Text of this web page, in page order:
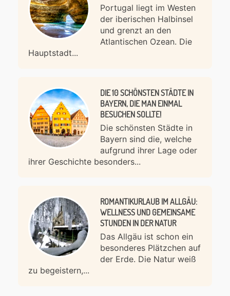
Portugal liegt im Westen
der iberischen Halbinsel
und grenzt an den
Atlantischen Ozean. Die
Hauptstadt...
DIE 10 SCHÖNSTEN STÄDTE IN
BAYERN, DIE MAN EINMAL
BESUCHEN SOLLTE!
Die schönsten Städte in
Bayern sind die, welche
aufgrund ihrer Lage oder
ihrer Geschichte besonders...
ROMANTIKURLAUB IM ALLGÄU:
WELLNESS UND GEMEINSAME
STUNDEN IN DER NATUR
Das Allgäu ist schon ein
besonderes Plätzchen auf
der Erde. Die Natur weiß
zu begeistern,...